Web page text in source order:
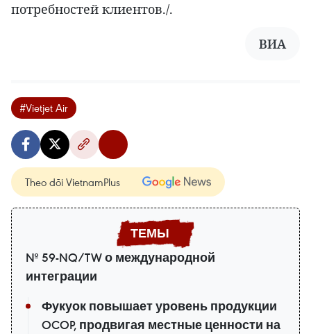
потребностей клиентов./.
ВИА
#Vietjet Air
Theo dõi VietnamPlus
№ 59-NQ/TW о международной
интеграции
Фукуок повышает уровень продукции
OCOP, продвигая местные ценности на